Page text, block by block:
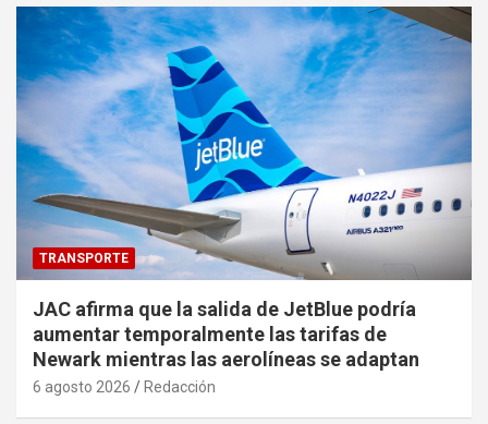
TRANSPORTE
JAC afirma que la salida de JetBlue podría
aumentar temporalmente las tarifas de
Newark mientras las aerolíneas se adaptan
6 agosto 2026 Redacción